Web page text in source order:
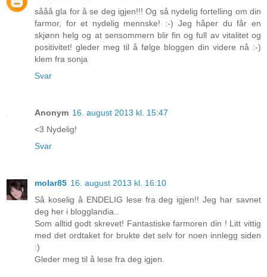
sååå gla for å se deg igjen!!! Og så nydelig fortelling om din
farmor, for et nydelig mennske! :-) Jeg håper du får en
skjønn helg og at sensommern blir fin og full av vitalitet og
positivitet! gleder meg til å følge bloggen din videre nå :-)
klem fra sonja
Svar
Anonym 16. august 2013 kl. 15:47
<3 Nydelig!
Svar
molar85 16. august 2013 kl. 16:10
Så koselig å ENDELIG lese fra deg igjen!! Jeg har savnet
deg her i blogglandia..
Som alltid godt skrevet! Fantastiske farmoren din ! Litt vittig
med det ordtaket for brukte det selv for noen innlegg siden
:)
Gleder meg til å lese fra deg igjen.